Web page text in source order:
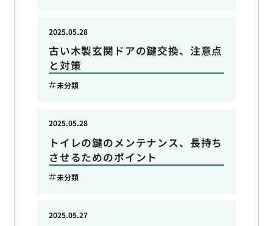
古い木製玄関ドアの鍵交換、注意点
と対策
2025.05.28
未分類
トイレの鍵のメンテナンス、長持ち
させるためのポイント
2025.05.28
未分類
2025.05.27